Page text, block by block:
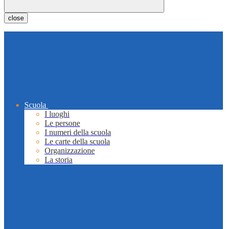
close
Scuola
I luoghi
Le persone
I numeri della scuola
Le carte della scuola
Organizzazione
La storia